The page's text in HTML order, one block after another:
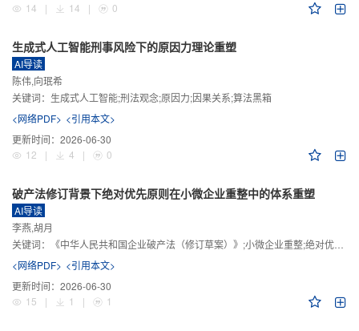
14
| 14 | 0
生成式人工智能刑事风险下的原因力理论重塑
AI导读
陈伟,向珉希
关键词： 生成式人工智能;刑法观念;原因力;因果关系;算法黑箱
<网络PDF> <引用本文>
更新时间： 2026-06-30
12
| 4 | 0
破产法修订背景下绝对优先原则在小微企业重整中的体系重塑
AI导读
李燕,胡月
关键词：
《中华人民共和国企业破产法（修订草案）》;小微企业重整;绝对优先原则;股东权益保留;预期可支配收入标准
<网络PDF> <引用本文>
更新时间： 2026-06-30
15
| 1 | 1